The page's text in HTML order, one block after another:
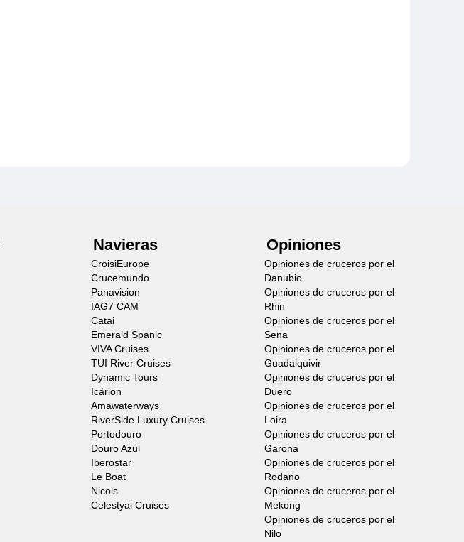
Navieras
CroisiEurope
Crucemundo
Panavision
IAG7 CAM
Catai
Emerald Spanic
VIVA Cruises
TUI River Cruises
Dynamic Tours
Icárion
Amawaterways
RiverSide Luxury Cruises
Portodouro
Douro Azul
Iberostar
Le Boat
Nicols
Celestyal Cruises
Opiniones
Opiniones de cruceros por el
Danubio
Opiniones de cruceros por el
Rhin
Opiniones de cruceros por el
Sena
Opiniones de cruceros por el
Guadalquivir
Opiniones de cruceros por el
Duero
Opiniones de cruceros por el
Loira
Opiniones de cruceros por el
Garona
Opiniones de cruceros por el
Rodano
Opiniones de cruceros por el
Mekong
Opiniones de cruceros por el
Nilo